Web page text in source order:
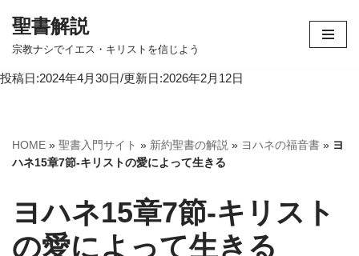
コ
テ
へ
ス
プ
聖書解説
宗教ナシでイエス・キリストを信じよう
投稿日:2024年4月30日/更新日:2026年2月12日
HOME » 聖書入門サイト » 新約聖書の解説 » ヨハネの福音書 » ヨ
ハネ15章7節-キリストの愛によって生きる
ヨハネ15章7節-キリスト
の愛によって生きる